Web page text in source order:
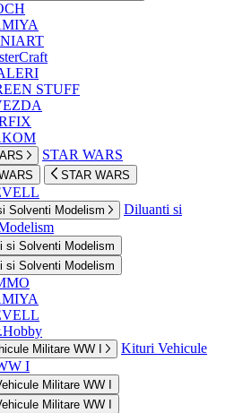
STUFF
STAR WARS
STAR WARS
Solventi Modelism
Diluanti si
si Solventi Modelism
si Solventi Modelism
Militare WW I
Kituri Vehicule
I
Militare WW I
Militare WW I